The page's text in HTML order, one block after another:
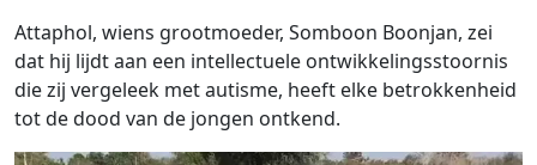
Attaphol, wiens grootmoeder, Somboon Boonjan, zei
dat hij lijdt aan een intellectuele ontwikkelingsstoornis
die zij vergeleek met autisme, heeft elke betrokkenheid
tot de dood van de jongen ontkend.